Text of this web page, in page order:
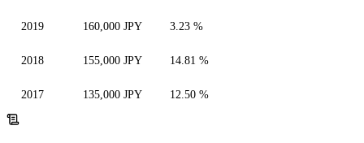
2019 160,000 JPY 3.23 %
2018 155,000 JPY 14.81 %
2017 135,000 JPY 12.50 %